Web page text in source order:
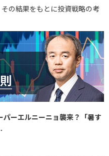
の結果をもとに投資戦略の考
パーエルニーニョ襲来？「暑す